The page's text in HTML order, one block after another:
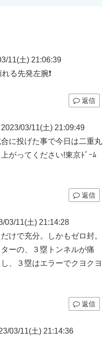
11(土) 21:06:39
る先発左腕❗
返信
03/11(土) 21:09:49
に投げた事で今日は二重丸
がってください!東京ﾄﾞｰﾑ
返信
03/11(土) 21:14:28
けで充分。しかもゼロ封。
ーの、３塁トンネルが痛
、３塁はエラーでクヨクヨ
返信
03/11(土) 21:14:36